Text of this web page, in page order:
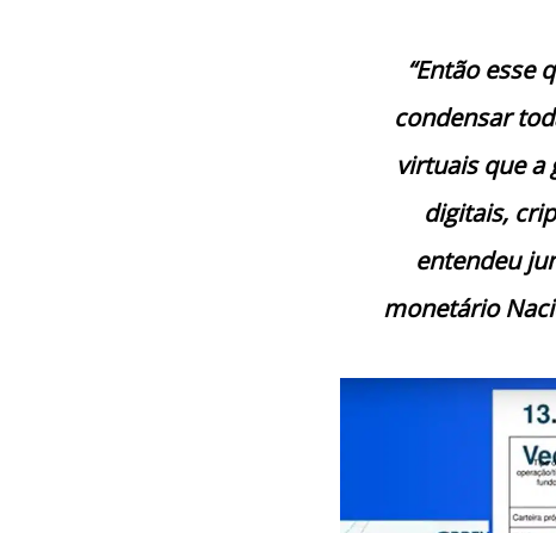
“Então esse
condensar
virtuais que a
digitais,
entendeu
monetário